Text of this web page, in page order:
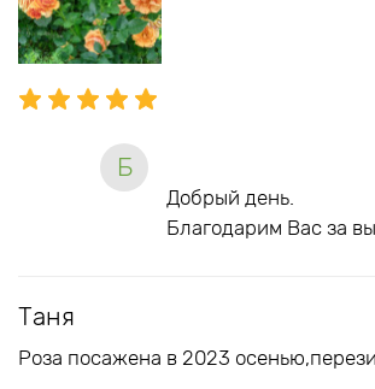
Б
Добрый день.
Благодарим Вас за
Таня
Роза посажена в 2023